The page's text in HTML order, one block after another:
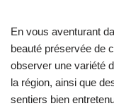
En vous aventurant
beauté préservée de
observer une variété
la région, ainsi que
sentiers bien